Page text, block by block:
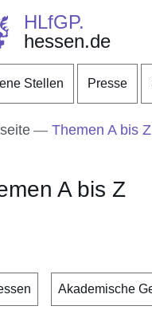
Direkt zum Kopf
Direkt zum Inhalt
Direkt zum Fuß
HLfGP.
hessen.de
Stellen Presse
Themen A bis Z
A bis Z
Akademische